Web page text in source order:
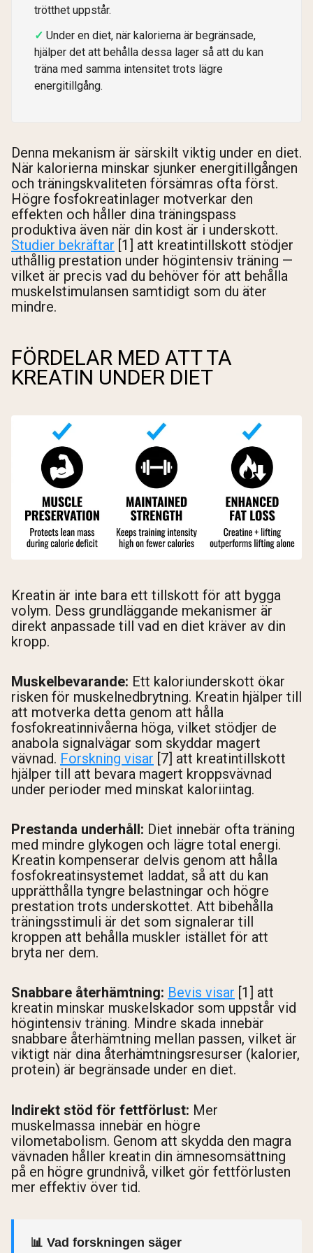
trötthet uppstår.
Under en diet, när kalorierna är begränsade,
hjälper det att behålla dessa lager så att du kan
träna med samma intensitet trots lägre
energitillgång.
Denna mekanism är särskilt viktig under en diet.
När kalorierna minskar sjunker energitillgången
och träningskvaliteten försämras ofta först.
Högre fosfokreatinlager motverkar den
effekten och håller dina träningspass
produktiva även när din kost är i underskott.
Studier bekräftar [1] att kreatintillskott stödjer
uthållig prestation under högintensiv träning —
vilket är precis vad du behöver för att behålla
muskelstimulansen samtidigt som du äter
mindre.
FÖRDELAR MED ATT TA
KREATIN UNDER DIET
Kreatin är inte bara ett tillskott för att bygga
volym. Dess grundläggande mekanismer är
direkt anpassade till vad en diet kräver av din
kropp.
Muskelbevarande: Ett kaloriunderskott ökar
risken för muskelnedbrytning. Kreatin hjälper till
att motverka detta genom att hålla
fosfokreatinnivåerna höga, vilket stödjer de
anabola signalvägar som skyddar magert
vävnad. Forskning visar [7] att kreatintillskott
hjälper till att bevara magert kroppsvävnad
under perioder med minskat kaloriintag.
Prestanda underhåll: Diet innebär ofta träning
med mindre glykogen och lägre total energi.
Kreatin kompenserar delvis genom att hålla
fosfokreatinsystemet laddat, så att du kan
upprätthålla tyngre belastningar och högre
prestation trots underskottet. Att bibehålla
träningsstimuli är det som signalerar till
kroppen att behålla muskler istället för att
bryta ner dem.
Snabbare återhämtning: Bevis visar [1] att
kreatin minskar muskelskador som uppstår vid
högintensiv träning. Mindre skada innebär
snabbare återhämtning mellan passen, vilket är
viktigt när dina återhämtningsresurser (kalorier,
protein) är begränsade under en diet.
Indirekt stöd för fettförlust: Mer
muskelmassa innebär en högre
vilometabolism. Genom att skydda den magra
vävnaden håller kreatin din ämnesomsättning
på en högre grundnivå, vilket gör fettförlusten
mer effektiv över tid.
📊 Vad forskningen säger